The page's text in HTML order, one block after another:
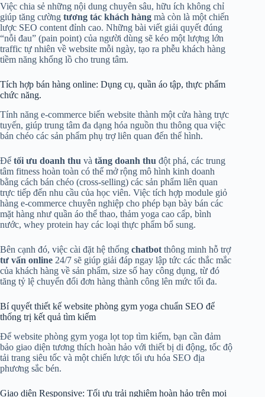
Việc chia sẻ những nội dung chuyên sâu, hữu ích không chỉ
giúp tăng cường tương tác khách hàng mà còn là một chiến
lược SEO content đỉnh cao. Những bài viết giải quyết đúng
“nỗi đau” (pain point) của người dùng sẽ kéo một lượng lớn
traffic tự nhiên về website mỗi ngày, tạo ra phễu khách hàng
tiềm năng khổng lồ cho trung tâm.
Tích hợp bán hàng online: Dụng cụ, quần áo tập, thực phẩm
chức năng.
Tính năng e-commerce biến website thành một cửa hàng trực
tuyến, giúp trung tâm đa dạng hóa nguồn thu thông qua việc
bán chéo các sản phẩm phụ trợ liên quan đến thể hình.
Để tối ưu doanh thu và tăng doanh thu đột phá, các trung
tâm fitness hoàn toàn có thể mở rộng mô hình kinh doanh
bằng cách bán chéo (cross-selling) các sản phẩm liên quan
trực tiếp đến nhu cầu của học viên. Việc tích hợp module giỏ
hàng e-commerce chuyên nghiệp cho phép bạn bày bán các
mặt hàng như quần áo thể thao, thảm yoga cao cấp, bình
nước, whey protein hay các loại thực phẩm bổ sung.
Bên cạnh đó, việc cài đặt hệ thống chatbot thông minh hỗ trợ
tư vấn online 24/7 sẽ giúp giải đáp ngay lập tức các thắc mắc
của khách hàng về sản phẩm, size số hay công dụng, từ đó
tăng tỷ lệ chuyển đổi đơn hàng thành công lên mức tối đa.
Bí quyết thiết kế website phòng gym yoga chuẩn SEO để
thống trị kết quả tìm kiếm
Để website phòng gym yoga lọt top tìm kiếm, bạn cần đảm
bảo giao diện tương thích hoàn hảo với thiết bị di động, tốc độ
tải trang siêu tốc và một chiến lược tối ưu hóa SEO địa
phương sắc bén.
Giao diện Responsive: Tối ưu trải nghiệm hoàn hảo trên mọi